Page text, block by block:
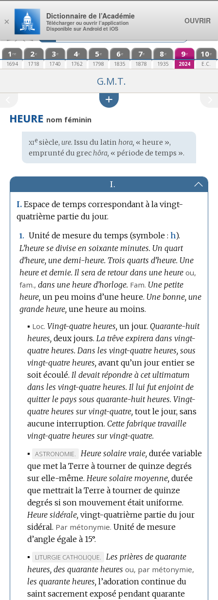
Aller au contenu
1 re
1694
2e
1718
3e
1740
4e
1762
5e
1798
6e
1835
7e
1878
8e
1935
9e
2024
10e
E.C.
G.M.T.
HEURE nom féminin
Étymologie
:
xiesiècle, ure. Issu du latin hora, « heure »,
emprunté du grechôra, « période de temps ».
I.
I. Espace de temps correspondant à la vingt-
quatrième partie du jour.
1. Unité de mesure du temps (symbole : h).
L’heure se divise en soixante minutes. Un quart
d’heure, une demi-heure. Trois quarts d’heure. Une
heure et demie. Il sera de retour dans une heure ou,
fam., dans une heure d’horloge. Fam. Une petite
heure, un peu moins d’une heure. Une bonne, une
grande heure, une heure au moins.
▪ Loc. Vingt-quatre heures, un jour. Quarante-huit
heures, deux jours. La trêve expirera dans vingt-
quatre heures. Dans les vingt-quatre heures, sous
vingt-quatre heures, avant qu’un jour entier se
soit écoulé. Il devait répondre à cet ultimatum
dans les vingt-quatre heures. Il lui fut enjoint de
quitter le pays sous quarante-huit heures. Vingt-
quatre heures sur vingt-quatre, tout le jour, sans
aucune interruption. Cette fabrique travaille
vingt-quatre heures sur vingt-quatre.
▪
MARQUE
DE
DOMAINE
:
ASTRONOMIE. Heure solaire vraie, durée variable
que met la Terre à tourner de quinze degrés
sur elle-même. Heure solaire moyenne, durée
que mettrait la Terre à tourner de quinze
degrés si son mouvement était uniforme.
Heure sidérale, vingt-quatrième partie du jour
sidéral. Par métonymie. Unité de mesure
d’angle égale à 15°.
▪
MARQUE
DE
DOMAINE
:
LITURGIE CATHOLIQUE.
Les prières de quarante
heures, des quarante heures ou, par métonymie,
les quarante heures, l’adoration continue du
saint sacrement exposé pendant quarante
×
Dictionnaire de l’Académie
Télécharger ou ouvrir l’application
Disponible sur Android et iOS
OUVRIR